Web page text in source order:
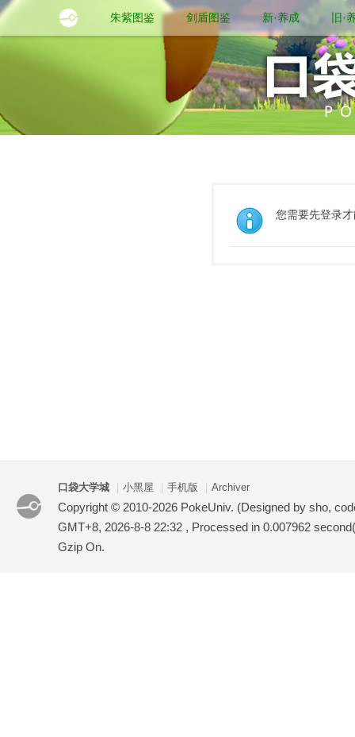
朱紫图鉴 剑盾图鉴 新·养成 旧·
您需要先登录
口袋大学城 小黑屋 手机版 Archiver
Copyright © 2010-2026 PokeUniv. (Designed by sho,
GMT+8, 2026-8-8 22:32 , Processed in 0.007962
Gzip On.